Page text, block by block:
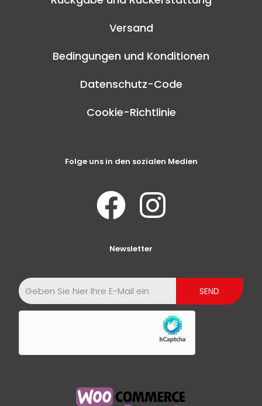
Versand
Bedingungen und Konditionen
Datenschutz-Code
Cookie-Richtlinie
Folge uns in den sozialen Medien
Newsletter